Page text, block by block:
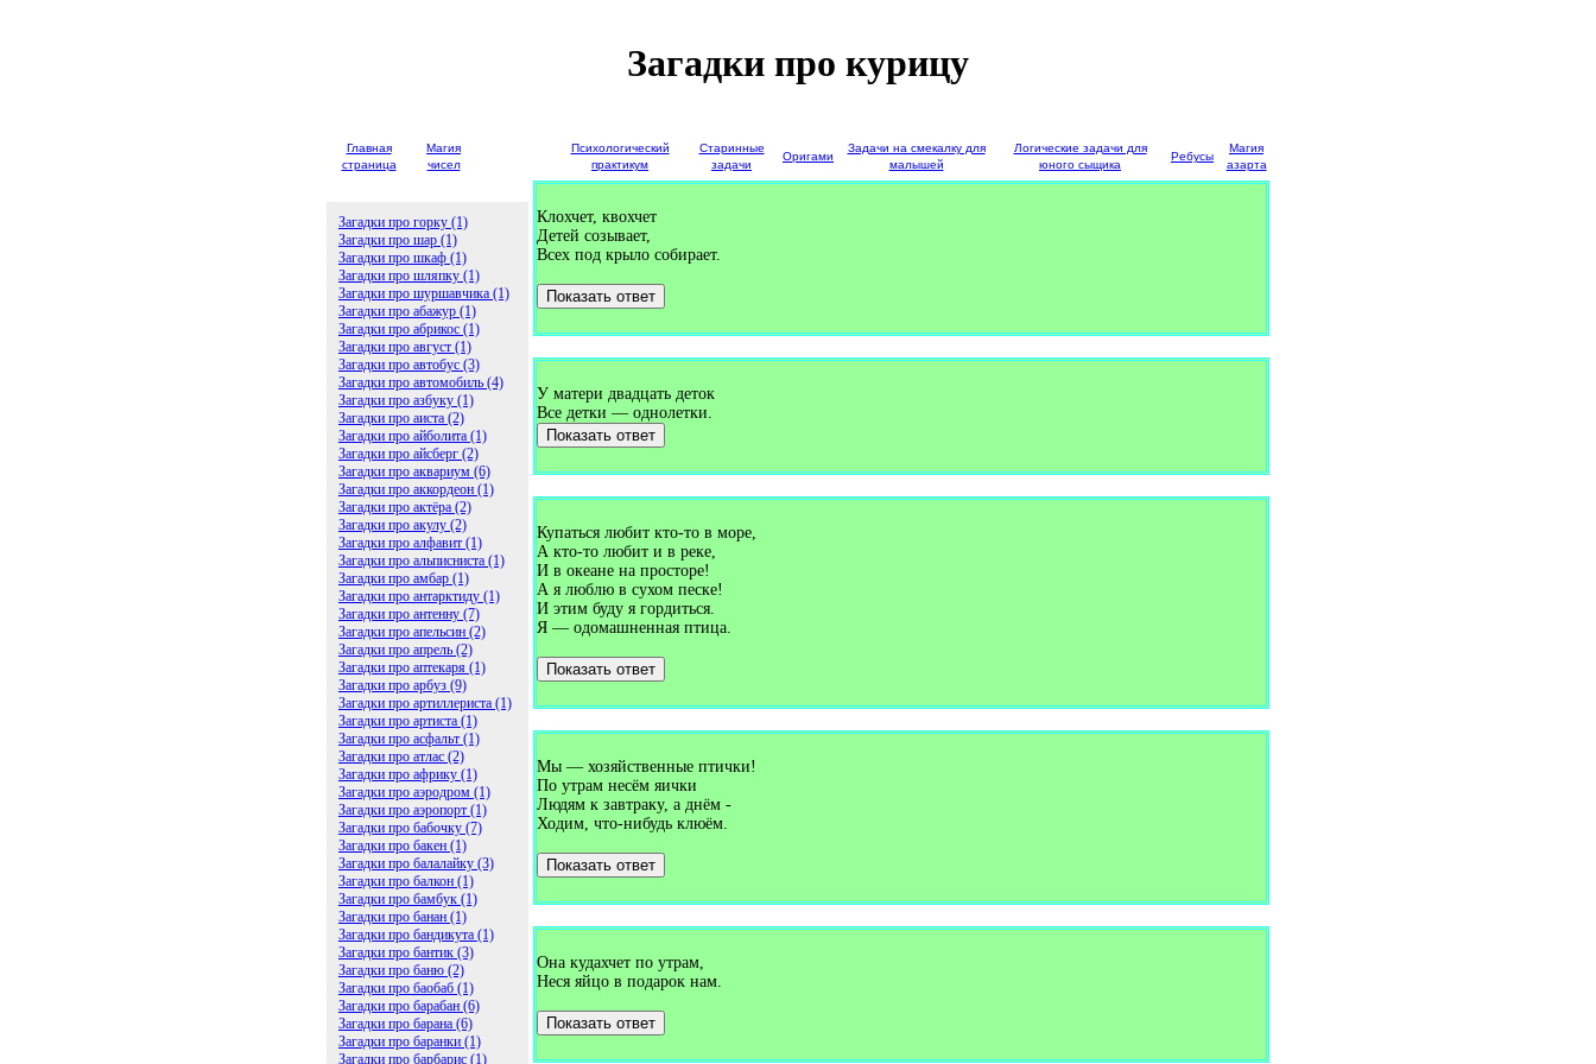
Загадки про курицу
Главная
страница
Магия
чисел
Психологический
практикум
Старинные
задачи
Оригами
Задачи на смекалку для
малышей
Логические задачи для
юного сыщика
Ребусы
Магия
азарта
Загадки про горку (1)
Загадки про шар (1)
Загадки про шкаф (1)
Загадки про шляпку (1)
Загадки про шуршавчика (1)
Загадки про абажур (1)
Загадки про абрикос (1)
Загадки про август (1)
Загадки про автобус (3)
Загадки про автомобиль (4)
Загадки про азбуку (1)
Загадки про аиста (2)
Загадки про айболита (1)
Загадки про айсберг (2)
Загадки про аквариум (6)
Загадки про аккордеон (1)
Загадки про актёра (2)
Загадки про акулу (2)
Загадки про алфавит (1)
Загадки про альписниста (1)
Загадки про амбар (1)
Загадки про антарктиду (1)
Загадки про антенну (7)
Загадки про апельсин (2)
Загадки про апрель (2)
Загадки про аптекаря (1)
Загадки про арбуз (9)
Загадки про артиллериста (1)
Загадки про артиста (1)
Загадки про асфальт (1)
Загадки про атлас (2)
Загадки про африку (1)
Загадки про аэродром (1)
Загадки про аэропорт (1)
Загадки про бабочку (7)
Загадки про бакен (1)
Загадки про балалайку (3)
Загадки про балкон (1)
Загадки про бамбук (1)
Загадки про банан (1)
Загадки про бандикута (1)
Загадки про бантик (3)
Загадки про баню (2)
Загадки про баобаб (1)
Загадки про барабан (6)
Загадки про барана (6)
Загадки про баранки (1)
Загадки про барбарис (1)
Клохчет, квохчет
Детей созывает,
Всех под крыло собирает.
Показать ответ
У матери двадцать деток
Все детки — однолетки.
Показать ответ
Купаться любит кто-то в море,
А кто-то любит и в реке,
И в океане на просторе!
А я люблю в сухом песке!
И этим буду я гордиться.
Я — одомашненная птица.
Показать ответ
Мы — хозяйственные птички!
По утрам несём яички
Людям к завтраку, а днём -
Ходим, что-нибудь клюём.
Показать ответ
Она кудахчет по утрам,
Неся яйцо в подарок нам.
Показать ответ